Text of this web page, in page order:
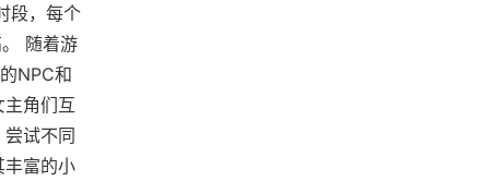
段，每个
随着游
NPC和
角们互
试不同
丰富的小